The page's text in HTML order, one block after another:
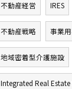
不動産経営 IRES
不動産戦略 事業
地域密着型介護施設
Integrated Real